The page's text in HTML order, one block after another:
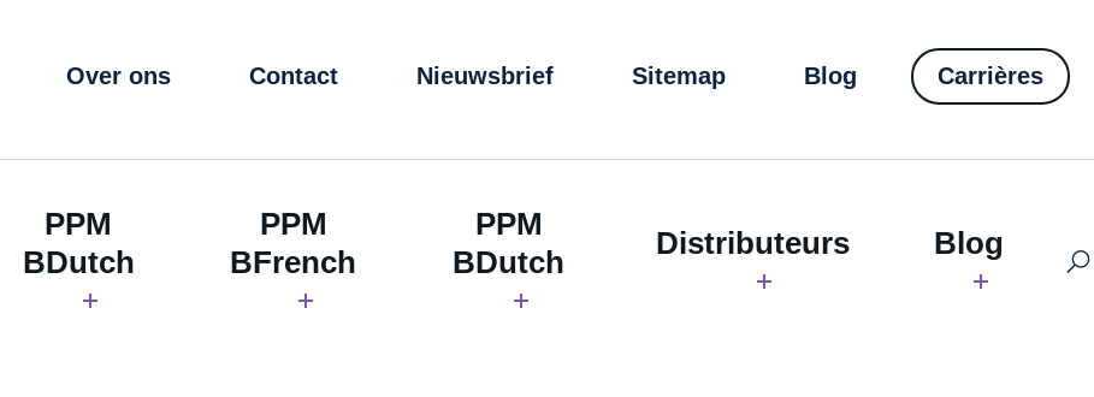
Over ons Contact Nieuwsbrief Sitemap Blog Carrières
PPM
BDutch
PPM
BFrench
PPM
BDutch
Distributeurs Blog